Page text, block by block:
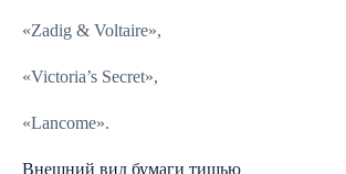
«Zadig & Voltaire»,
«Victoria’s Secret»,
«Lancome».
Внешний вид бумаги тишью